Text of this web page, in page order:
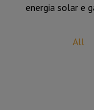
energia solar e
All